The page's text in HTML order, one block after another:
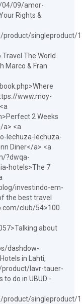
04/09/amor-
Rights &
singleproduct/
The World
Marco & Fran
www.moy-
2 Weeks
a> <a
lechuza-lechuza-
Diner</a> <a
?dwqa-
hotels>The 7
investindo-em-
the best travel
club/54>100
about
dashdow-
in Lahti,
product/lavr-tauer-
do in UBUD -
singleproduct/